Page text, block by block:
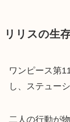
リリスの生
ワンピース第
し、ステュー
二人の行動が